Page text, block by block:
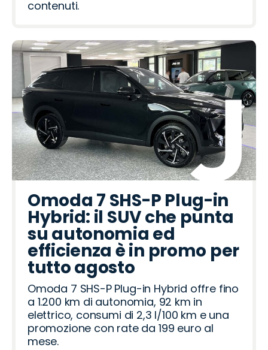
contenuti.
Omoda 7 SHS-P Plug-in
Hybrid: il SUV che punta
su autonomia ed
efficienza è in promo per
tutto agosto
Omoda 7 SHS-P Plug-in Hybrid offre fino
a 1.200 km di autonomia, 92 km in
elettrico, consumi di 2,3 l/100 km e una
promozione con rate da 199 euro al
mese.